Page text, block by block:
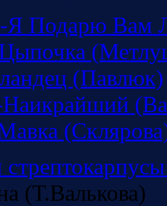
Подарю Вам
(Павлюк)
(Т.Валькова)